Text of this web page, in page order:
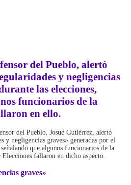
del Pueblo, alertó
y negligencias
las elecciones,
funcionarios de la
en ello.
del Pueblo, Josué Gutiérrez, alertó
y negligencias graves» generadas por el
que algunos funcionarios de la
fallaron en dicho aspecto.
graves»